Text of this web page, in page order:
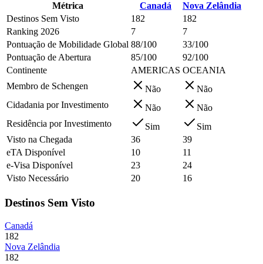
Métrica Canadá
Nova Zelândia
Destinos Sem Visto
182
182
Ranking 2026
7
7
Pontuação de Mobilidade Global 88/100
33/100
Pontuação de Abertura
85/100
92/100
Continente
AMERICAS OCEANIA
Membro de Schengen
Não
Não
Cidadania por Investimento
Não
Não
Residência por Investimento
Sim
Sim
Visto na Chegada
36
39
eTA Disponível
10
11
e-Visa Disponível
23
24
Visto Necessário
20 16
Destinos Sem Visto
Canadá
182
Nova Zelândia
182